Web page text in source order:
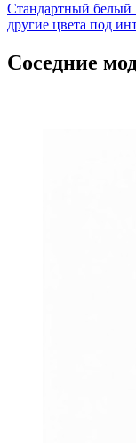
Стандартный белый
другие цвета под
Соседние